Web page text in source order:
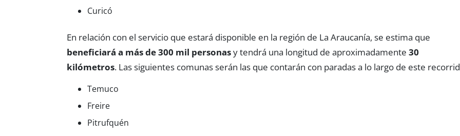
Curicó
En relación con el servicio que estará disponible en la región de La Araucanía, se estima que
beneficiará a más de 300 mil personasy tendrá una longitud de aproximadamente30
kilómetros. Las siguientes comunas serán las que contarán con paradas a lo largo de este
Temuco
Freire
Pitrufquén